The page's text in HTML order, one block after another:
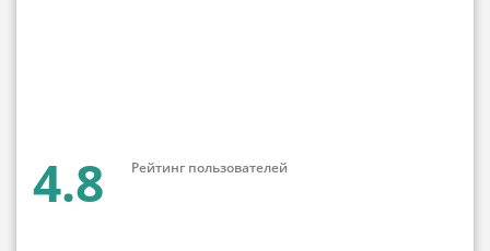
4.8 Рейтинг пользователей